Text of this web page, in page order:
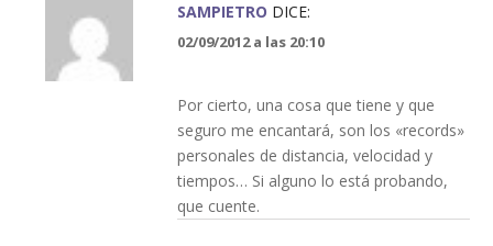
SAMPIETRO DICE:
02/09/2012 a las 20:10
Por cierto, una cosa que tiene y que
seguro me encantará, son los «records»
personales de distancia, velocidad y
tiempos… Si alguno lo está probando,
que cuente.